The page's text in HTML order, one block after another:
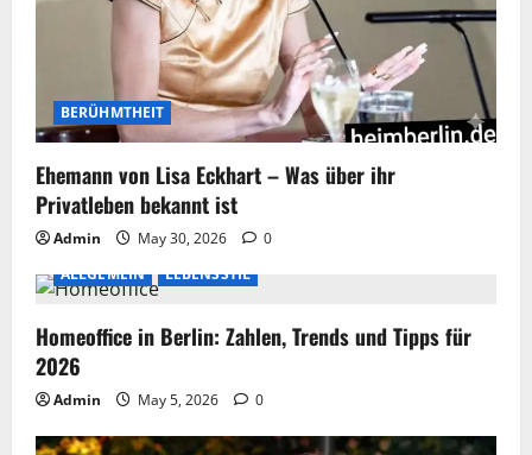
BERÜHMTHEIT
Ehemann von Lisa Eckhart – Was über ihr
Privatleben bekannt ist
Admin May 30, 2026
0
ALLGEMEIN
LEBENSSTIL
Homeoffice in Berlin: Zahlen, Trends und Tipps für
2026
Admin May 5, 2026 0